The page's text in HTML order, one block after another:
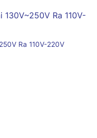
Ra 110V-220V